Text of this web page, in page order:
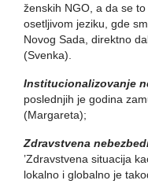
ženskih NGO, a da se
osetljivom jeziku, gde
Novog Sada, direktno
(Svenka).
Institucionalizovanje
poslednjih je godina
(Margareta);
Zdravstvena
’Zdravstvena situacija
lokalno i globalno je